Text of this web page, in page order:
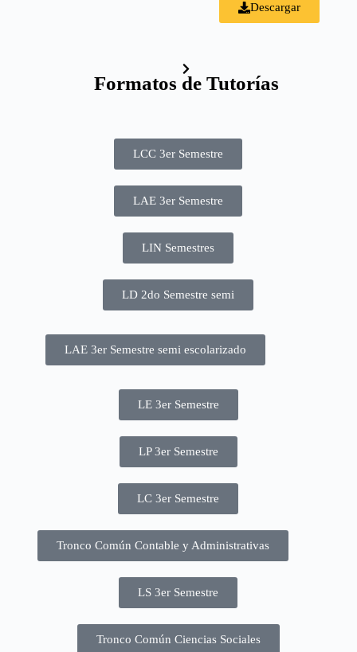
Descargar
Formatos de Tutorías
LCC 3er Semestre
LAE 3er Semestre
LIN Semestres
LD 2do Semestre semi
LAE 3er Semestre semi escolarizado
LE 3er Semestre
LP 3er Semestre
LC 3er Semestre
Tronco Común Contable y Administrativas
LS 3er Semestre
Tronco Común Ciencias Sociales